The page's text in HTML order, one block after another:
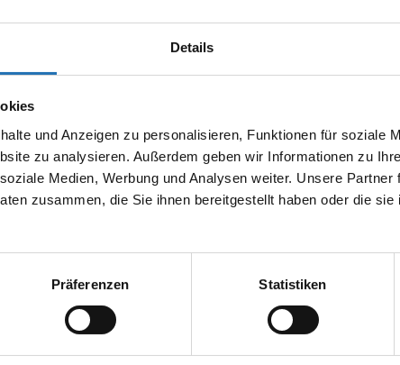
Details
und Anzeigen zu personalisieren, Funktionen für soziale
zu analysieren. Außerdem geben wir Informationen zu
Medien, Werbung und Analysen weiter. Unsere Partner
zusammen, die Sie ihnen bereitgestellt haben oder die
Präferenzen Statistiken